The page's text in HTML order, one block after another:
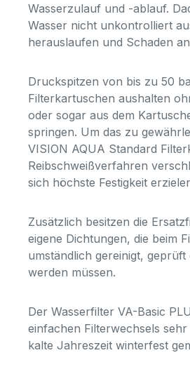
Wasserzulauf und -ablauf.
Wasser nicht unkontrolliert
herauslaufen und Schaden
Druckspitzen von bis zu 50
Filterkartuschen aushalten
oder sogar aus dem
springen. Um das zu
VISION AQUA Standard
Reibschweißverfahren
sich höchste Festigkeit
Zusätzlich besitzen die
eigene Dichtungen, die beim
umständlich gereinigt,
werden müssen.
Der Wasserfilter VA-Basic
einfachen Filterwechsels
kalte Jahreszeit winterfest